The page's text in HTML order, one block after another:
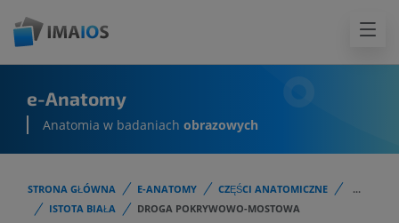
e-Anatomy
Anatomia w badaniach obrazowych
STRONA GŁÓWNA E-ANATOMY CZĘŚCI ANATOMICZNE
...
ISTOTA BIAŁA
DROGA POKRYWOWO-MOSTOWA